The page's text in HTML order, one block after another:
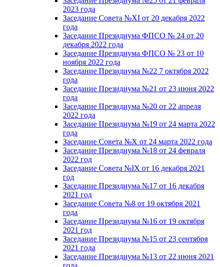
2023 года
Заседание Совета №XI от 20 декабря 2022
года
Заседание Президиума ФПСО № 24 от 20
декабря 2022 года
Заседание Президиума ФПСО № 23 от 10
ноября 2022 года
Заседание Президиума №22 7 октября 2022
года
Заседание Президиума №21 от 23 июня 2022
года
Заседание Президиума №20 от 22 апреля
2022 года
Заседание Президиума №19 от 24 марта 2022
года
Заседание Совета №X от 24 марта 2022 года
Заседание Президиума №18 от 24 февраля
2022 год
Заседание Совета №IX от 16 декабря 2021
год
Заседание Президиума №17 от 16 декабря
2021 год
Заседание Совета №8 от 19 октября 2021
года
Заседание Президиума №16 от 19 октября
2021 год
Заседание Президиума №15 от 23 сентября
2021 года
Заседание Президиума №13 от 22 июня 2021
года